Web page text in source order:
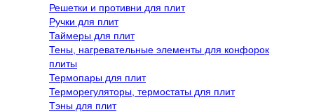
Решетки и противни для плит
Ручки для плит
Таймеры для плит
Тены, нагревательные элементы для конфорок
плиты
Термопары для плит
Терморегуляторы, термостаты для плит
Тэны для плит